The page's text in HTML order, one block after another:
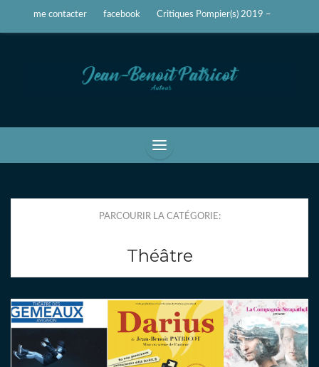
me contacter facebook Critiques Pompier(s) 2019 –
PARCOURIR LA CATÉGORIE:
Théâtre